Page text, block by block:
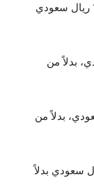
ماكينة حلاقة رطبة/جافة قابلة للشحن: بسعر 199 ريال سعودي
131 ريال سعودي، بدلاً من
ستيل: بسعر 119 ريال سعودي، بدلاً من
رجالية مع 8 ملحقات: بسعر 119 ريال سعودي بدلاً